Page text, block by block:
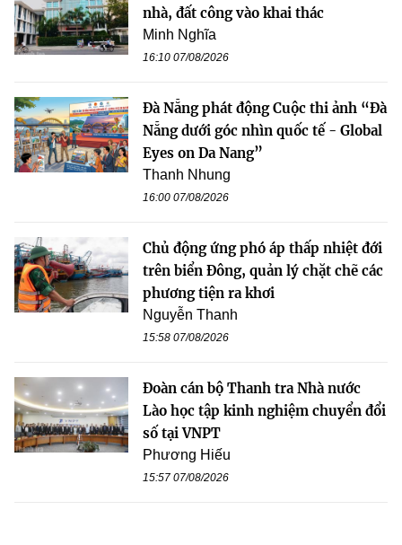
nhà, đất công vào khai thác
Minh Nghĩa
16:10 07/08/2026
Đà Nẵng phát động Cuộc thi ảnh “Đà
Nẵng dưới góc nhìn quốc tế - Global
Eyes on Da Nang”
Thanh Nhung
16:00 07/08/2026
Chủ động ứng phó áp thấp nhiệt đới
trên biển Đông, quản lý chặt chẽ các
phương tiện ra khơi
Nguyễn Thanh
15:58 07/08/2026
Đoàn cán bộ Thanh tra Nhà nước
Lào học tập kinh nghiệm chuyển đổi
số tại VNPT
Phương Hiếu
15:57 07/08/2026